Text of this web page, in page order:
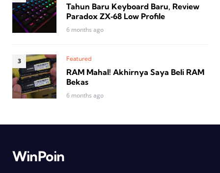
Tahun Baru Keyboard Baru, Review
Paradox ZX‑68 Low Profile
6 months ago
Featured
RAM Mahal! Akhirnya Saya Beli RAM
Bekas
6 months ago
WinPoin